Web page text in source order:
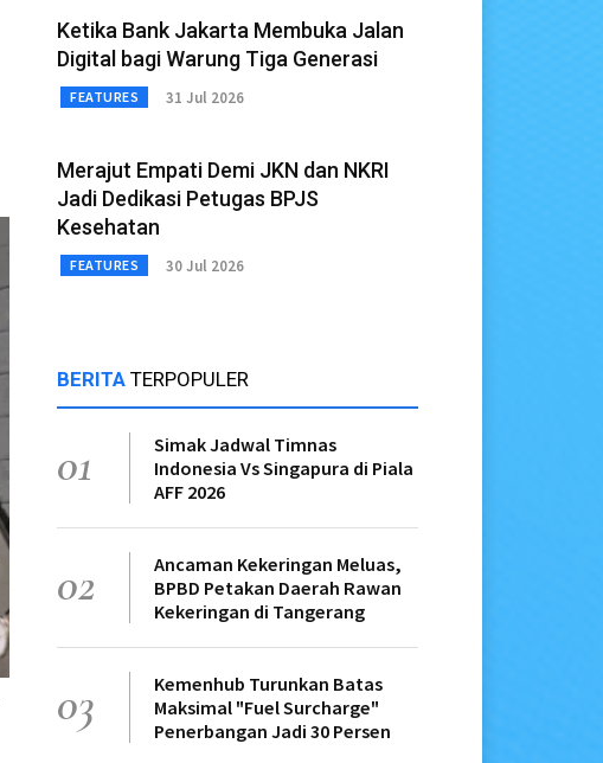
Ketika Bank Jakarta Membuka Jalan
Digital bagi Warung Tiga Generasi
FEATURES 31 Jul 2026
Merajut Empati Demi JKN dan NKRI
Jadi Dedikasi Petugas BPJS
Kesehatan
FEATURES 30 Jul 2026
BERITA TERPOPULER
01
Simak Jadwal Timnas
Indonesia Vs Singapura di Piala
AFF 2026
02
Ancaman Kekeringan Meluas,
BPBD Petakan Daerah Rawan
Kekeringan di Tangerang
03
Kemenhub Turunkan Batas
Maksimal "Fuel Surcharge"
Penerbangan Jadi 30 Persen